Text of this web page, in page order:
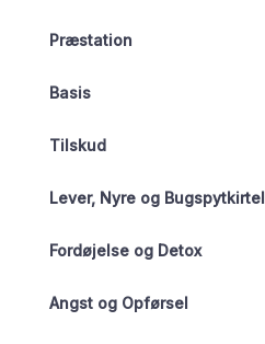
Præstation
Basis
Tilskud
Lever, Nyre og Bugspytkirtel
Fordøjelse og Detox
Angst og Opførsel